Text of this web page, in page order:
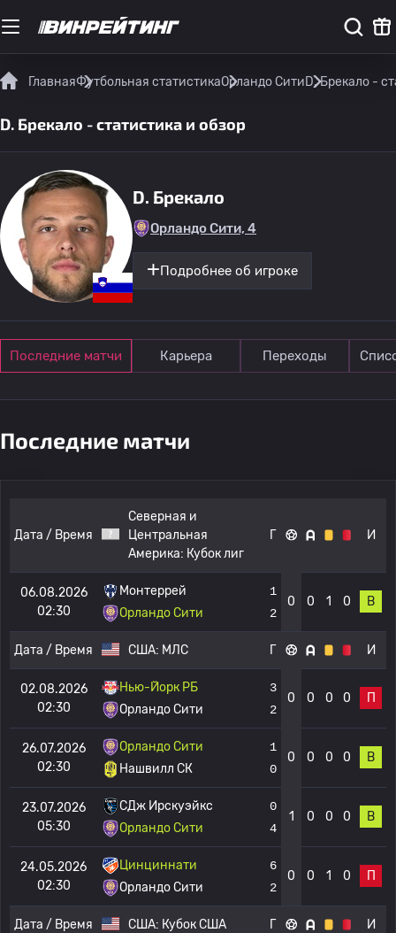
ГлавнаяФутбольная статистикаОрландо СитиD. Брекало -
D. Брекало - статистика и обзор
D. Брекало
Орландо Сити, 4
Подробнее об игроке
Последние матчи Карьера Переходы
Последние матчи
Дата / Время
Северная и
Центральная
Америка: Кубок лиг
Г И
06.08.2026
02:30
Монтеррей
Орландо Сити
1
2
0 0 1 0 В
Дата / Время США: МЛС Г И
02.08.2026
02:30
Нью-Йорк РБ
Орландо Сити
3
2
0 0 0 0 П
26.07.2026
02:30
Орландо Сити
Нашвилл СК
1
0
0 0 0 0 В
23.07.2026
05:30
СДж Ирскуэйкс
Орландо Сити
0
4
1 0 0 0 В
24.05.2026
02:30
Цинциннати
Орландо Сити
6
2
0 0 1 0 П
Дата / Время США: Кубок США Г И